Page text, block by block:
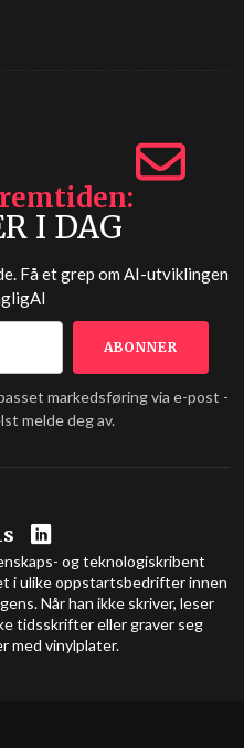
I DAG
Få et grep om AI-utviklingen
markedsføring via e-post -
melde deg av.
og teknologiskribent
i ulike oppstartsbedrifter innen
Når han ikke skriver, leser
tidsskrifter eller graver seg
med vinylplater.